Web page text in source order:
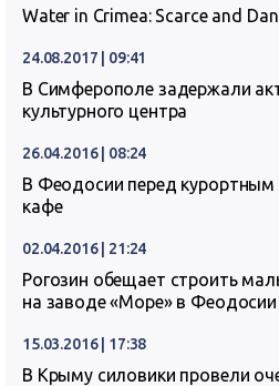
Water in Crimea: Scarce and
24.08.2017 | 09:41
В Симферополе задержали
культурного центра
26.04.2016 | 08:24
В Феодосии перед
кафе
02.04.2016 | 21:24
Рогозин обещает строить
на заводе «Море» в Феодосии
15.03.2016 | 17:38
В Крыму силовики провели